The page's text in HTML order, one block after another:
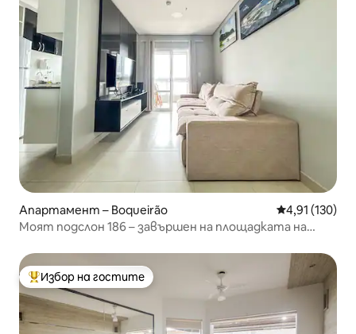
Апартамент – Boqueirão Средна
4,91 (130)
Моят подслон 186 – завършен на площадката на
Най-популярен избор на гостите
Избор на гостите